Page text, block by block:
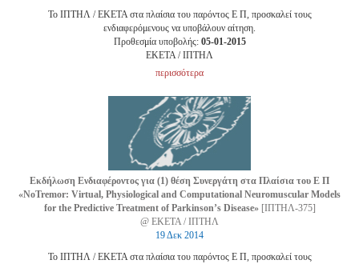
Το ΙΠΤΗΛ / ΕΚΕΤΑ στα πλαίσια του παρόντος Ε Π, προσκαλεί τους
ενδιαφερόμενους να υποβάλουν αίτηση.
Προθεσμία υποβολής: 05-01-2015
EKETA / ΙΠΤΗΛ
περισσότερα
Εκδήλωση Ενδιαφέροντος για (1) θέση Συνεργάτη στα Πλαίσια του Ε Π
«NoTremor: Virtual, Physiological and Computational Neuromuscular Models
for the Predictive Treatment of Parkinson’s Disease» [ΙΠΤΗΛ-375]
@ ΕΚΕΤΑ / ΙΠΤΗΛ
19 Δεκ 2014
Το ΙΠΤΗΛ / ΕΚΕΤΑ στα πλαίσια του παρόντος Ε Π, προσκαλεί τους